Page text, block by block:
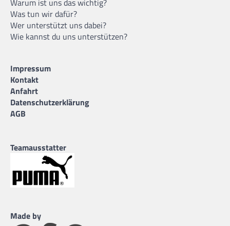
Warum ist uns das wichtig?
Was tun wir dafür?
Wer unterstützt uns dabei?
Wie kannst du uns unterstützen?
Impressum
Kontakt
Anfahrt
Datenschutzerklärung
AGB
Teamausstatter
Made by